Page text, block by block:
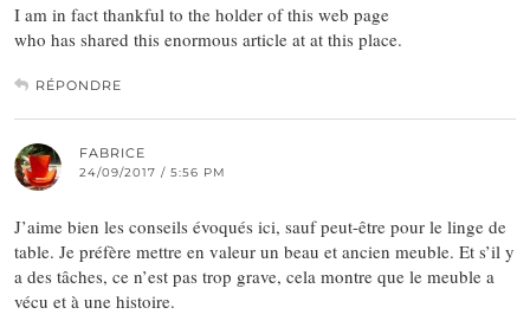
I am in fact thankful to the holder of this web page
who has shared this enormous article at at this place.
RÉPONDRE
FABRICE
24/09/2017 / 5:56 PM
J’aime bien les conseils évoqués ici, sauf peut-être pour le linge de
table. Je préfère mettre en valeur un beau et ancien meuble. Et s’il y
a des tâches, ce n’est pas trop grave, cela montre que le meuble a
vécu et à une histoire.